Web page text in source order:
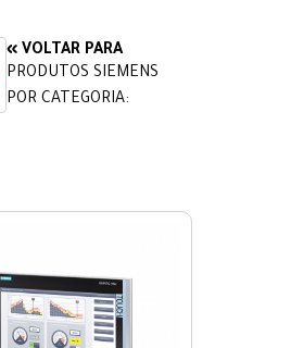
« VOLTAR PARA
PRODUTOS SIEMENS
POR CATEGORIA: